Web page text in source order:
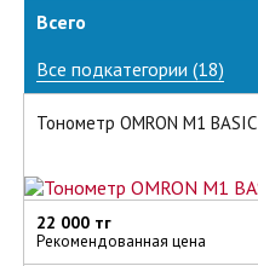
Всего
Все подкатегории (18)
Тонометр OMRON M1 BASIC
22 000 тг
Рекомендованная цена